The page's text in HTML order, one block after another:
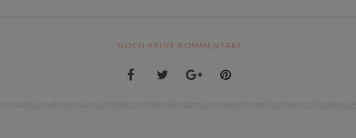
NOCH KEINE KOMMENTARE